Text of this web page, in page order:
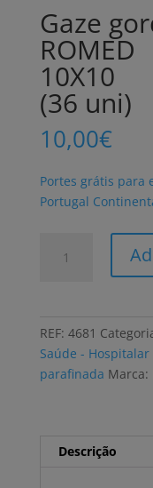
Gaze
ROMED
10X10
(36 uni)
10,00€
Portes grátis para
Portugal
ROMED
10X10
(36
REF: 4681
Saúde - Hospitalar
parafinada Marca:
Descrição